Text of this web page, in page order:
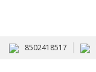
8502418517